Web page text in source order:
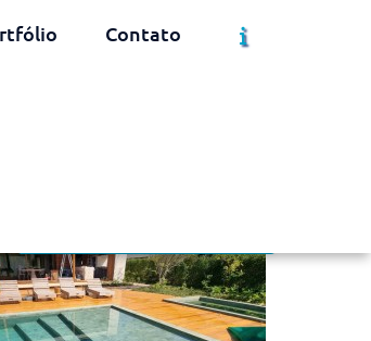
Contato